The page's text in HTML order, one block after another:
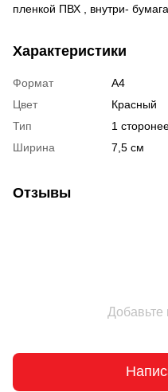
пленкой ПВХ , внутри-
Характеристики
Формат
А4
Цвет
Красный
Тип
1
Ширина
7,5 см
Отзывы
Добавьте